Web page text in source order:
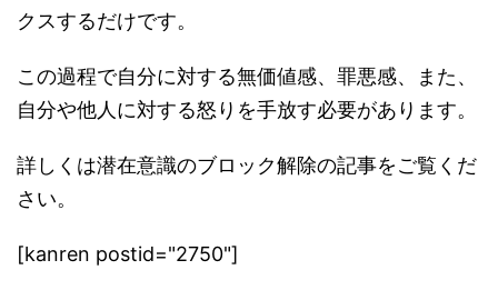
クスするだけです。
この過程で自分に対する無価値感、罪悪感、また、
自分や他人に対する怒りを手放す必要があります。
詳しくは潜在意識のブロック解除の記事をご覧くだ
さい。
[kanren postid="2750"]